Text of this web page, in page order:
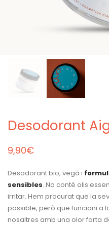
Desodorant
9,90€
Desodorant bio, vegà i
sensibles. No conté olis
irritar. Hem procurat que la
possible, però que funcioni a
nosaltres amb una olor forta